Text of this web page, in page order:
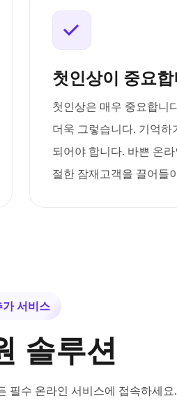
첫인상이 중요
첫인상은 매우 중요합니
더욱 그렇습니다. 기억
되어야 합니다. 바쁜 온
절한 잠재고객을 끌어들
가 서비스
솔루션
필수 온라인 서비스에 접속하세요.